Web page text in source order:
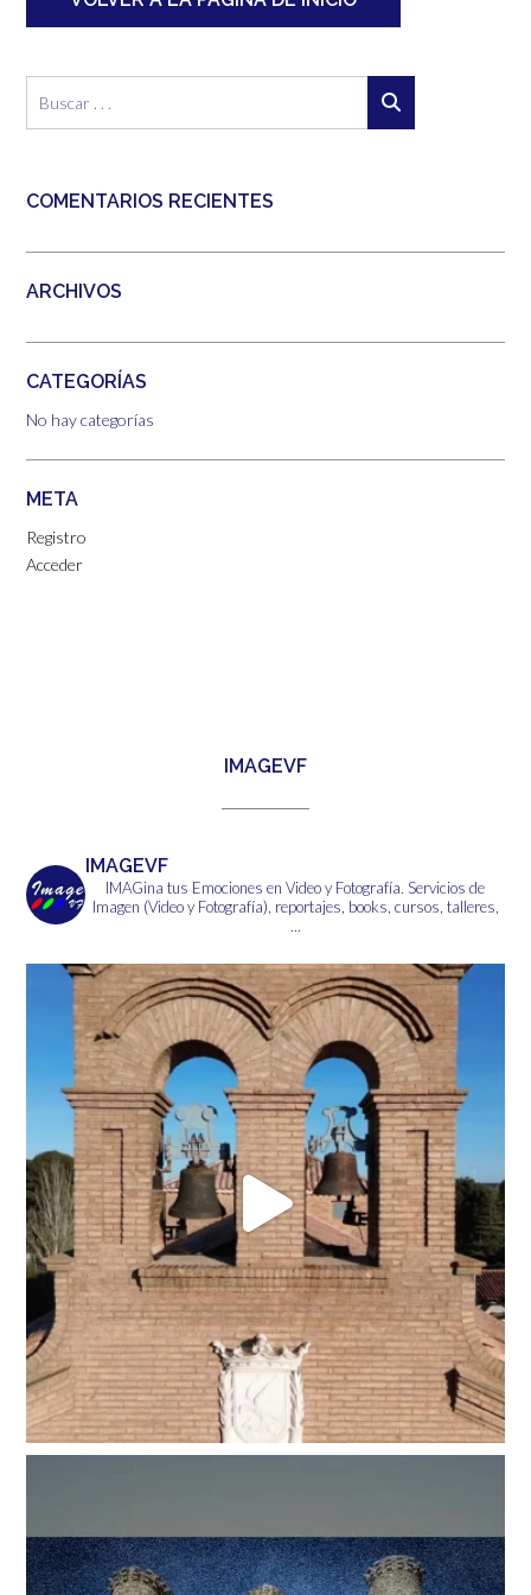
COMENTARIOS RECIENTES
ARCHIVOS
CATEGORÍAS
No hay categorías
META
Registro
Acceder
IMAGEVF
IMAGEVF
IMAGina tus Emociones en Video y Fotografía. Servicios de
Imagen (Video y Fotografía), reportajes, books, cursos, talleres,
...